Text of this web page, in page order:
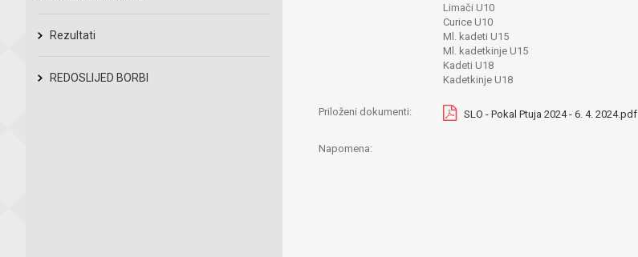
Rezultati
REDOSLIJED BORBI
Limači U10
Curice U10
Ml. kadeti U15
Ml. kadetkinje U15
Kadeti U18
Kadetkinje U18
Priloženi dokumenti: SLO - Pokal Ptuja 2024 - 6. 4. 2024.pdf
Napomena: